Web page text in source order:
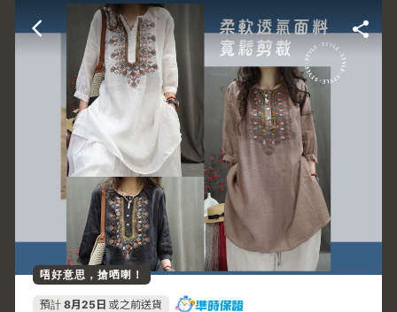
唔好意思，搶哂喇！
預計 8月25日 或之前送貨